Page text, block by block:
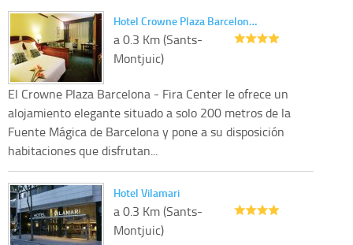
Hotel Crowne Plaza Barcelon…
a 0.3 Km (Sants-
Montjuic)
El Crowne Plaza Barcelona - Fira Center le ofrece un
alojamiento elegante situado a solo 200 metros de la
Fuente Mágica de Barcelona y pone a su disposición
habitaciones que disfrutan...
Hotel Vilamari
a 0.3 Km (Sants-
Montjuic)